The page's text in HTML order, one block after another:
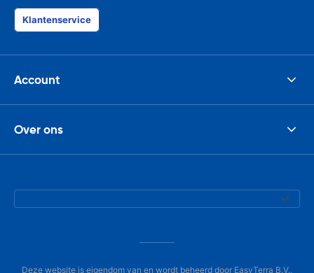
Klantenservice
Account
Over ons
Deze website is eigendom van en wordt beheerd door EasyTerra B.V.,